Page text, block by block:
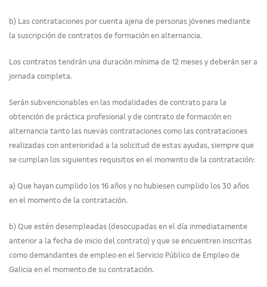
b) Las contrataciones por cuenta ajena de personas jóvenes mediante
la suscripción de contratos de formación en alternancia.
Los contratos tendrán una duración mínima de 12 meses y deberán ser a
jornada completa.
Serán subvencionables en las modalidades de contrato para la
obtención de práctica profesional y de contrato de formación en
alternancia tanto las nuevas contrataciones como las contrataciones
realizadas con anterioridad a la solicitud de estas ayudas, siempre que
se cumplan los siguientes requisitos en el momento de la contratación:
a) Que hayan cumplido los 16 años y no hubiesen cumplido los 30 años
en el momento de la contratación.
b) Que estén desempleadas (desocupadas en el día inmediatamente
anterior a la fecha de inicio del contrato) y que se encuentren inscritas
como demandantes de empleo en el Servicio Público de Empleo de
Galicia en el momento de su contratación.